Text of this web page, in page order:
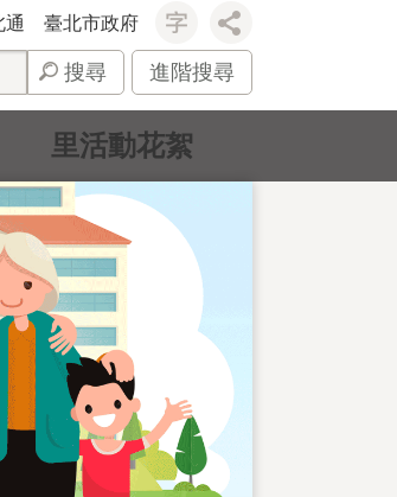
通 臺北市政府
搜尋 進階搜尋
里活動花絮